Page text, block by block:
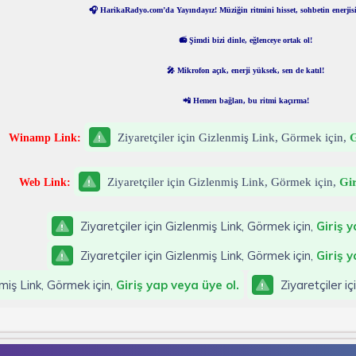
🎧 HarikaRadyo.com’da Yayındayız! Müziğin ritmini hisset, sohbetin
📻 Şimdi bizi dinle, eğlenceye ortak ol!
🎤 Mikrofon açık, enerji yüksek, sen de katıl!
📲 Hemen bağlan, bu ritmi kaçırma!
Winamp Link: Ziyaretçiler için Gizlenmiş Link, Görmek için,
Web Link: Ziyaretçiler için Gizlenmiş Link, Görmek için,
Ziyaretçiler için Gizlenmiş Link, Görmek için, Giriş
Ziyaretçiler için Gizlenmiş Link, Görmek için, Giriş
Link, Görmek için, Giriş yap veya üye ol. Ziyaretçiler